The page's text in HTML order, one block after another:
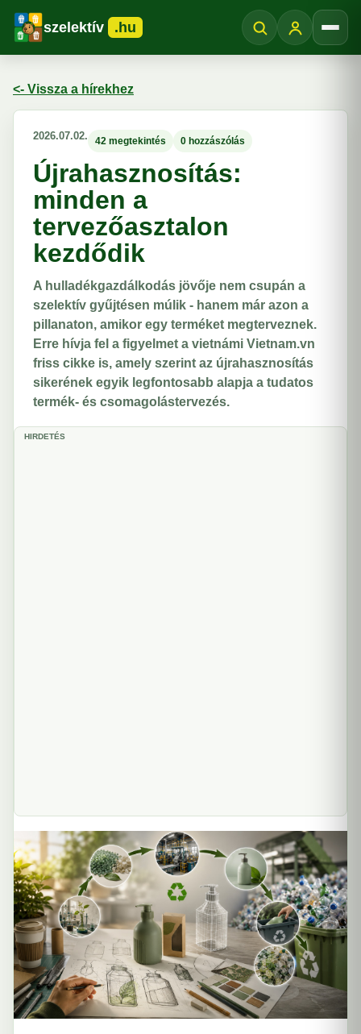
szelektív .hu
<- Vissza a hírekhez
2026.07.02. 42 megtekintés 0 hozzászólás
Újrahasznosítás:
minden a
tervezőasztalon
kezdődik
A hulladékgazdálkodás jövője nem csupán a
szelektív gyűjtésen múlik - hanem már azon a
pillanaton, amikor egy terméket megterveznek.
Erre hívja fel a figyelmet a vietnámi Vietnam.vn
friss cikke is, amely szerint az újrahasznosítás
sikerének egyik legfontosabb alapja a tudatos
termék- és csomagolástervezés.
HIRDETÉS